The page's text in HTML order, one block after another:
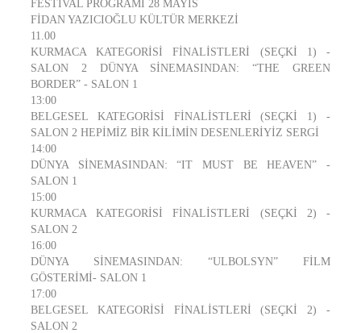
FESTİVAL PROGRAMI 28 MAYIS
FİDAN YAZICIOĞLU KÜLTÜR MERKEZİ
11.00
KURMACA KATEGORİSİ FİNALİSTLERİ (SEÇKİ 1) -
SALON 2 DÜNYA SİNEMASINDAN: “THE GREEN
BORDER” - SALON 1
13:00
BELGESEL KATEGORİSİ FİNALİSTLERİ (SEÇKİ 1) -
SALON 2 HEPİMİZ BİR KİLİMİN DESENLERİYİZ SERGİ
14:00
DÜNYA SİNEMASINDAN: “IT MUST BE HEAVEN” -
SALON 1
15:00
KURMACA KATEGORİSİ FİNALİSTLERİ (SEÇKİ 2) -
SALON 2
16:00
DÜNYA SİNEMASINDAN: “ULBOLSYN” FİLM
GÖSTERİMİ- SALON 1
17:00
BELGESEL KATEGORİSİ FİNALİSTLERİ (SEÇKİ 2) -
SALON 2